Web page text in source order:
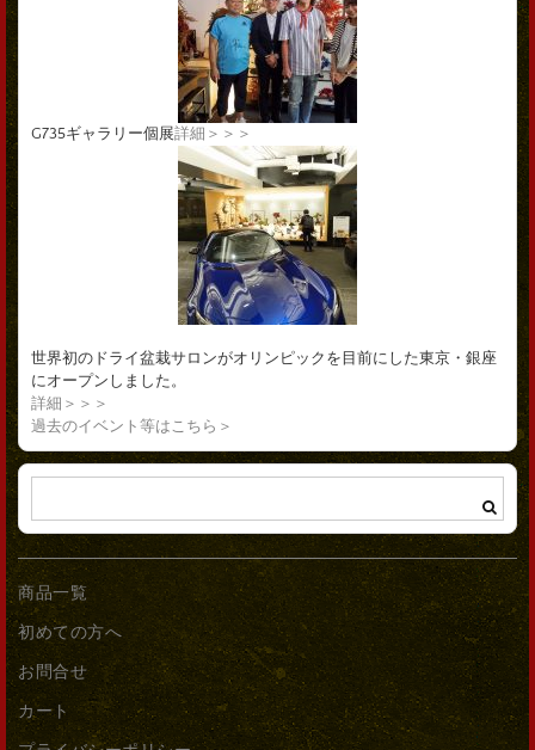
G735ギャラリー個展詳細＞＞＞
世界初のドライ盆栽サロンがオリンピックを目前にした東京・銀座
にオープンしました。
詳細＞＞＞
過去のイベント等はこちら＞
商品一覧
初めての方へ
お問合せ
カート